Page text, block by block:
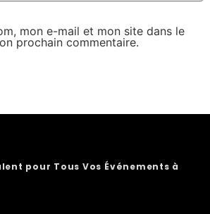
mon e-mail et mon site dans le
prochain commentaire.
pour Tous Vos Événements à